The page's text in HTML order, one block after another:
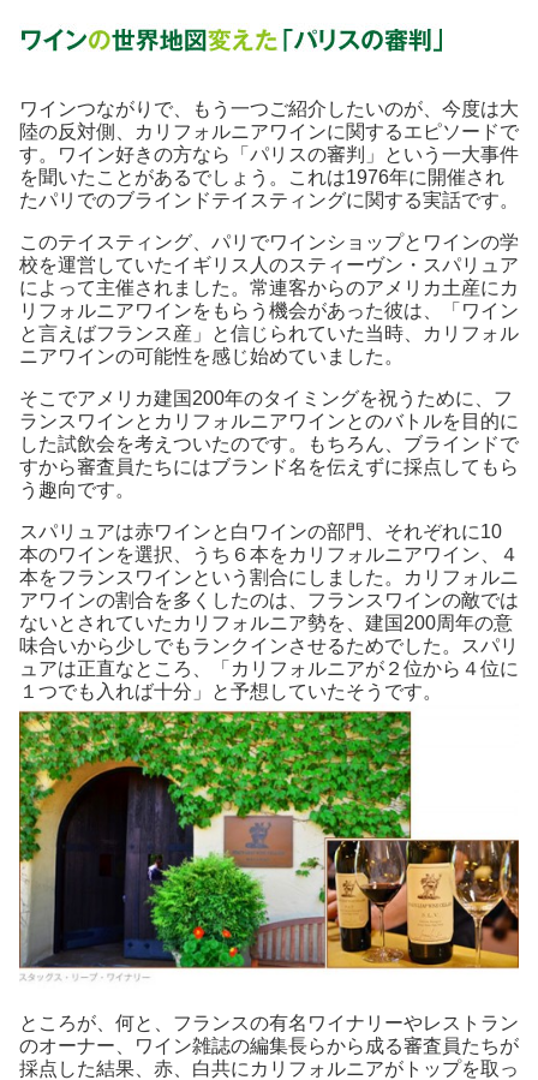
ワインつながりで、もう一つご紹介したいのが、今度は大
陸の反対側、カリフォルニアワインに関するエピソードで
す。ワイン好きの方なら「パリスの審判」という一大事件
を聞いたことがあるでしょう。これは1976年に開催され
たパリでのブラインドテイスティングに関する実話です。
このテイスティング、パリでワインショップとワインの学
校を運営していたイギリス人のスティーヴン・スパリュア
によって主催されました。常連客からのアメリカ土産にカ
リフォルニアワインをもらう機会があった彼は、「ワイン
と言えばフランス産」と信じられていた当時、カリフォル
ニアワインの可能性を感じ始めていました。
そこでアメリカ建国200年のタイミングを祝うために、フ
ランスワインとカリフォルニアワインとのバトルを目的に
した試飲会を考えついたのです。もちろん、ブラインドで
すから審査員たちにはブランド名を伝えずに採点してもら
う趣向です。
スパリュアは赤ワインと白ワインの部門、それぞれに10
本のワインを選択、うち６本をカリフォルニアワイン、４
本をフランスワインという割合にしました。カリフォルニ
アワインの割合を多くしたのは、フランスワインの敵では
ないとされていたカリフォルニア勢を、建国200周年の意
味合いから少しでもランクインさせるためでした。スパリ
ュアは正直なところ、「カリフォルニアが２位から４位に
１つでも入れば十分」と予想していたそうです。
ところが、何と、フランスの有名ワイナリーやレストラン
のオーナー、ワイン雑誌の編集長らから成る審査員たちが
採点した結果、赤、白共にカリフォルニアがトップを取っ